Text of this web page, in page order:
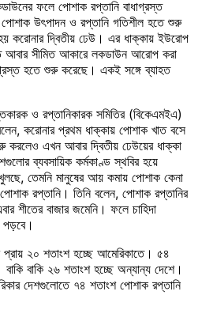
ফলে পোশাক রপ্তানি বাধাগ্রস্ত
উৎপাদন ও রপ্তানি গতিশীল হতে শুরু
করোনার দ্বিতীয় ঢেউ। এর ধাক্কায় ইউরোপ
আবার সীমিত আকারে লকডাউন আরোপ করা
হতে শুরু করেছে। একই সঙ্গে ব্যাহত
ও রপ্তানিকারক সমিতির (বিকেএমইএ)
করোনার প্রথম ধাক্কায় পোশাক খাত বসে
করলেও এখন আবার দ্বিতীয় ঢেউয়ের ধাক্কা
ব্যবসায়িক কর্মকাণ্ড স্থবির হয়ে
তেমনি মানুষের আয় কমায় পোশাক কেনা
রপ্তানি। তিনি বলেন, পোশাক রপ্তানির
শীতের বাজার জমেনি। ফলে চাহিদা
প্রায় ২০ শতাংশ হচ্ছে আমেরিকাতে। ৫৪
বাকি ২৬ শতাংশ হচ্ছে অন্যান্য দেশে।
দেশগুলোতে ৭৪ শতাংশ পোশাক রপ্তানি